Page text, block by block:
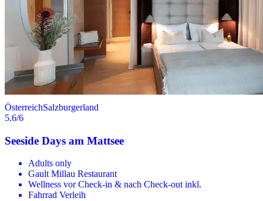
ÖsterreichSalzburgerland
5.6/6
Seeside Days am Mattsee
Adults only
Gault Millau Restaurant
Wellness vor Check-in & nach Check-out inkl.
Fahrrad Verleih